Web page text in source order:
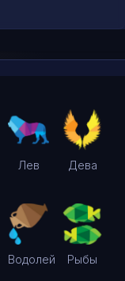
Лев Дева
Водолей Рыбы